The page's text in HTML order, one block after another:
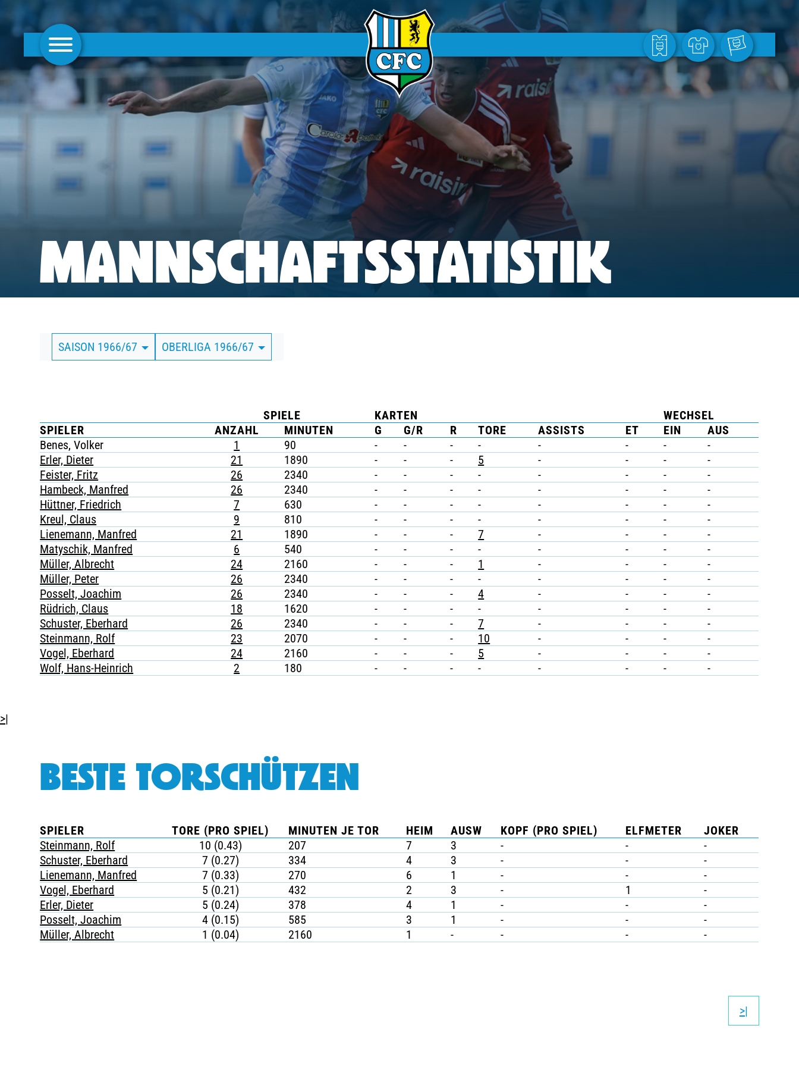
AKTUELLES
FRAUEN
CLUBMITGLIEDSCHAFT
BUSINESS
SÜDKURVE
TICKETING
MANNSCHAFTSSTATISTIK
SAISON 1966/67 OBERLIGA 1966/67
SPIELE KARTEN
WECHSEL
SPIELER
ANZAHL MINUTEN G G/R R TORE ASSISTS ET EIN
AUS
Benes, Volker
1 90 - - - - - - -
-
Erler, Dieter
21 1890 - - - 5 - - -
-
Feister, Fritz
26 2340 - - - - - - -
-
Hambeck, Manfred
26 2340 - - - - - - -
-
Hüttner, Friedrich
7 630 - - - - - - -
-
Kreul, Claus
9 810 - - - - - - -
-
Lienemann, Manfred
21 1890 - - - 7 - - -
-
Matyschik, Manfred
6 540 - - - - - - -
-
Müller, Albrecht
24 2160 - - - 1 - - -
-
Müller, Peter
26 2340 - - - - - - -
-
Posselt, Joachim
26 2340 - - - 4 - - -
-
Rüdrich, Claus
18 1620 - - - - - - -
-
Schuster, Eberhard
26 2340 - - - 7 - - -
-
Steinmann, Rolf
23 2070 - - - 10 - - -
-
Vogel, Eberhard
24 2160 - - - 5 - - -
-
Wolf, Hans-Heinrich
2 180 - - - - - - - -
>|
BESTE TORSCHÜTZEN
SPIELER TORE (PRO SPIEL) MINUTEN JE TOR HEIM AUSW KOPF (PRO SPIEL) ELFMETER
JOKER
Steinmann, Rolf
10 (0.43) 207 7 3 - -
-
Schuster, Eberhard
7 (0.27) 334 4 3 - -
-
Lienemann, Manfred
7 (0.33) 270 6 1 - -
-
Vogel, Eberhard
5 (0.21) 432 2 3 - 1
-
Erler, Dieter
5 (0.24) 378 4 1 - -
-
Posselt, Joachim
4 (0.15) 585 3 1 - -
-
Müller, Albrecht
1 (0.04) 2160 1 - - - -
>|